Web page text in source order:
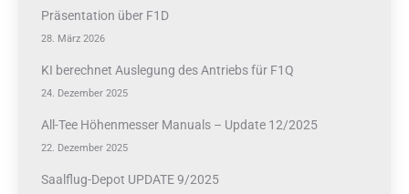
Präsentation über F1D
28. März 2026
KI berechnet Auslegung des Antriebs für F1Q
24. Dezember 2025
All-Tee Höhenmesser Manuals – Update 12/2025
22. Dezember 2025
Saalflug-Depot UPDATE 9/2025